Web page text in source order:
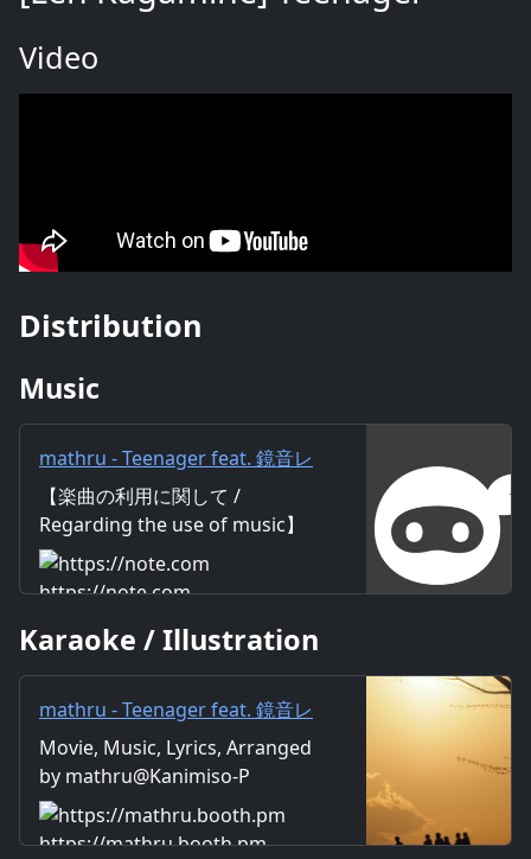
Video
Distribution
Music
mathru - Teenager feat. 鏡音レ
ン - Teenager feat. Len
Kagamine｜mathru
【楽曲の利用に関して /
Regarding the use of music】
https://mathru.net/terms/musi
c 【歌詞 / Lyrics】 Lyrics：
Arrange：mathru Sing：Len
ない影が 自転車押しながら 家
路へ向かって歩いた 何気ない会
話 だけど楽しかった 君の持つ
笑顔がキラキラ時折輝いた 青い
空浮かぶ白い雲 眩しい陽射
し 蝉の声 森のささやく音 川
https://note.com
Karaoke / Illustration
mathru - Teenager feat. 鏡音レ
ン - Teenager feat. Len
Kagamine - mathruねっと -
BOOTH
Movie, Music, Lyrics, Arranged
by mathru@Kanimiso-P
https://mathru.booth.pm